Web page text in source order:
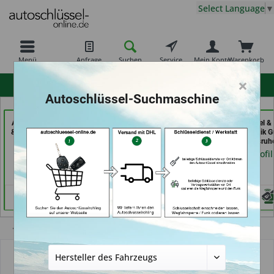
Menü Anfrage Suchen Service Warenkorb
Mein Konto
Select Language ▼
AKYÜZ Schlüsseldienst
& Sicherheitstechnik (in
Händlerprofil
der Schlüssel Service
Moos (in Märstetten)
Händlerprofil
Aba Schlüssel &
Sicherheitstechnik
GmbH (in
Händlerprofil
Autoschlüsselgehäuse und Zubehör
×
Autoschlüssel-Suchmaschine